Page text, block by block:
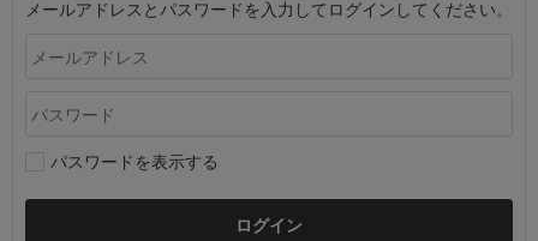
メールアドレスとパスワードを入力してログインしてください。
パスワードを表示する